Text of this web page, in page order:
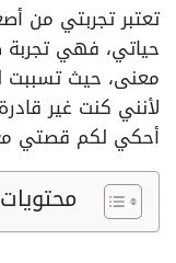
تعتبر تجربتي من
حياتي، فهي
معنى، حيث تسببت
لأنني كنت غير
أحكي لكم قصتي